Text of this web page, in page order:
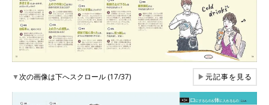
▼次の画像は下へスクロール (17/37) ▶元記事を見る